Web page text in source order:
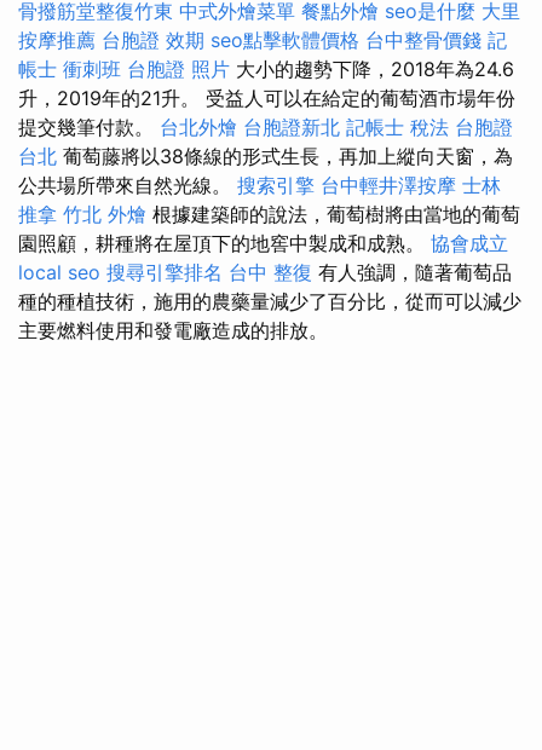
骨撥筋堂整復竹東 中式外燴菜單 餐點外燴 seo是什麼 大里
按摩推薦 台胞證 效期 seo點擊軟體價格 台中整骨價錢 記
帳士 衝刺班 台胞證 照片 大小的趨勢下降，2018年為24.6
升，2019年的21升。 受益人可以在給定的葡萄酒市場年份
提交幾筆付款。 台北外燴 台胞證新北 記帳士 稅法 台胞證
台北 葡萄藤將以38條線的形式生長，再加上縱向天窗，為
公共場所帶來自然光線。 搜索引擎 台中輕井澤按摩 士林
推拿 竹北 外燴 根據建築師的說法，葡萄樹將由當地的葡萄
園照顧，耕種將在屋頂下的地窖中製成和成熟。 協會成立
local seo 搜尋引擎排名 台中 整復 有人強調，隨著葡萄品
種的種植技術，施用的農藥量減少了百分比，從而可以減少
主要燃料使用和發電廠造成的排放。